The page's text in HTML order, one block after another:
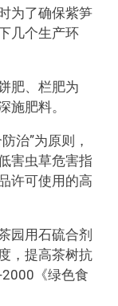
为了确保紫笋
几个生产环
肥、栏肥为
施肥料。
治”为原则，
害虫草危害指
许可使用的高
园用石硫合剂
，提高茶树抗
《绿色食